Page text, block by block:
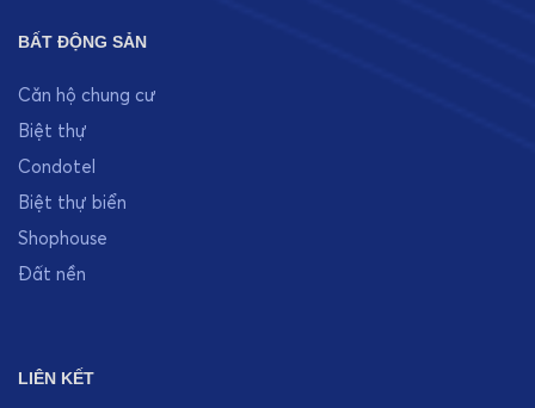
BẤT ĐỘNG SẢN
Căn hộ chung cư
Biệt thự
Condotel
Biệt thự biển
Shophouse
Đất nền
LIÊN KẾT